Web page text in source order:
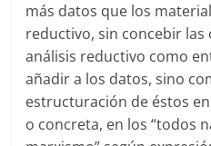
más datos que los
reductivo, sin concebir las
análisis reductivo como
añadir a los datos, sino
estructuración de éstos
o concreta, en los “todos